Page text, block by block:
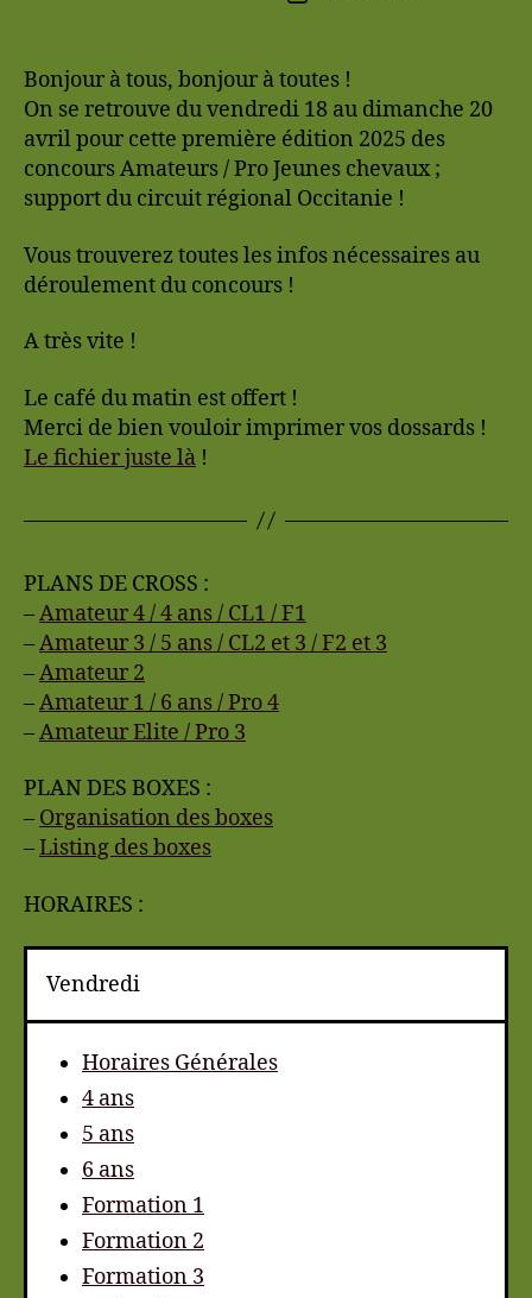
Bonjour à tous, bonjour à toutes !
On se retrouve du vendredi 18 au dimanche 20
avril pour cette première édition 2025 des
concours Amateurs / Pro Jeunes chevaux ;
support du circuit régional Occitanie !
Vous trouverez toutes les infos nécessaires au
déroulement du concours !
A très vite !
Le café du matin est offert !
Merci de bien vouloir imprimer vos dossards !
Le fichier juste là !
PLANS DE CROSS :
–Amateur 4 / 4 ans / CL1 / F1
–Amateur 3 / 5 ans / CL2 et 3 / F2 et 3
–Amateur 2
–Amateur 1 / 6 ans / Pro 4
–Amateur Elite / Pro 3
PLAN DES BOXES :
– Organisation des boxes
–Listing des boxes
HORAIRES :
Vendredi
Horaires Générales
4 ans
5 ans
6 ans
Formation 1
Formation 2
Formation 3